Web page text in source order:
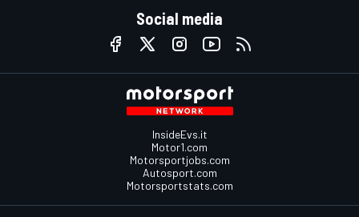
Social media
InsideEvs.it
Motor1.com
Motorsportjobs.com
Autosport.com
Motorsportstats.com